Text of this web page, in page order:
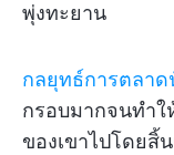
พุ่งทะยาน
กลยุทธ์การตลา
กรอบมากจนทำใ
ของเขาไปโดยสิ้น